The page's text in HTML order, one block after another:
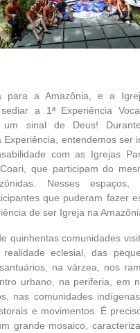
para a Amazônia, e a
a 1ª Experiência
um sinal de Deus!
Experiência, entendemos ser
com as Igrejas
que participam do
Nesses espaços,
que puderam fazer
de ser Igreja na
quinhentas comunidades
eclesial, das
na várzea, nos
urbano, na periferia, em
nas comunidades
e movimentos. É
grande mosaico,